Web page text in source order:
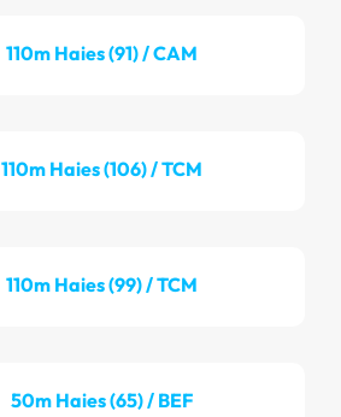
110m Haies (91) / CAM
110m Haies (106) / TCM
110m Haies (99) / TCM
50m Haies (65) / BEF